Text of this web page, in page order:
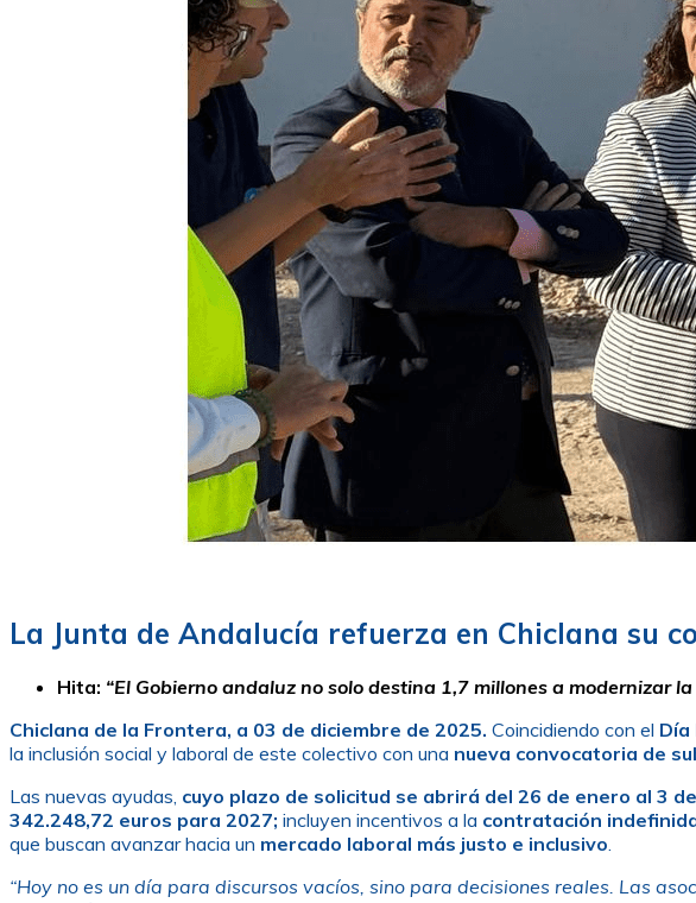
La Junta de Andalucía refuerza en Chiclana su
Hita: “El Gobierno andaluz no solo destina 1,7 millones a modernizar
Chiclana de la Frontera, a 03 de diciembre de 2025. Coincidiendo con el Día
la inclusión social y laboral de este colectivo con una nueva convocatoria de
Las nuevas ayudas, cuyo plazo de solicitud se abrirá del 26 de enero al 3
342.248,72 euros para 2027; incluyen incentivos a la contratación
que buscan avanzar hacia un mercado laboral más justo e inclusivo
“Hoy no es un día para discursos vacíos, sino para decisiones reales. Las